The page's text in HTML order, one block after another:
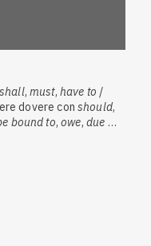
shall,must, have to /
dovere con should,
bound to,owe, due to